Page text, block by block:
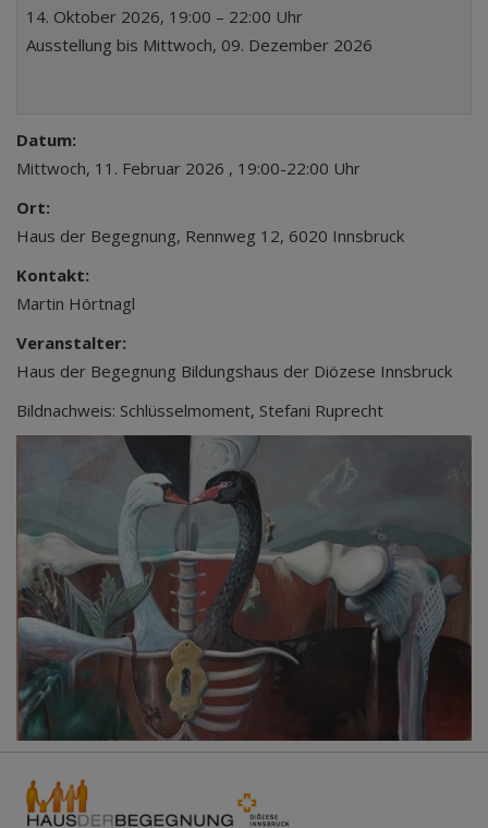
14. Oktober 2026, 19:00 – 22:00 Uhr
Ausstellung bis Mittwoch, 09. Dezember 2026
Datum:
Mittwoch, 11. Februar 2026 , 19:00-22:00 Uhr
Ort:
Haus der Begegnung, Rennweg 12, 6020 Innsbruck
Kontakt:
Martin Hörtnagl
Veranstalter:
Haus der Begegnung Bildungshaus der Diözese Innsbruck
Bildnachweis: Schlüsselmoment, Stefani Ruprecht